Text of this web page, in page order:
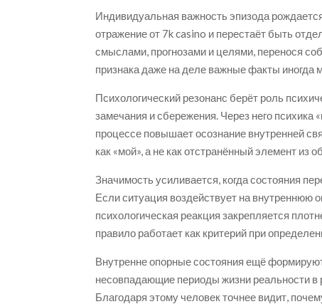
Индивидуальная важность эпизода
отражение от 7k casino и перестаёт быть
смыслами, прогнозами и целями, перенося
признака даже на деле важные факты иногда
Психологический резонанс берёт роль
замечания и сбережения. Через него
процессе повышает осознание внутренней
как «мой», а не как отстранённый элемент из
Значимость усиливается, когда состояния
Если ситуация воздействует на внутреннюю
психологическая реакция закрепляется
правило работает как критерий при
Внутренне опорные состояния ещё
несовпадающие периоды жизни реальности в
Благодаря этому человек точнее видит,